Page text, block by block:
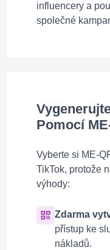
influencery a
společné
Pomocí
Vyberte si ME-
TikTok, protože
výhody:
Zdarma
přístup ke
nákladů.